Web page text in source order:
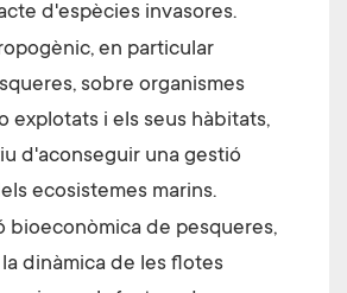
d'espècies invasores.
en particular
sobre organismes
explotats i els seus hàbitats,
d'aconseguir una gestió
ecosistemes marins.
bioeconòmica de pesqueres,
dinàmica de les flotes